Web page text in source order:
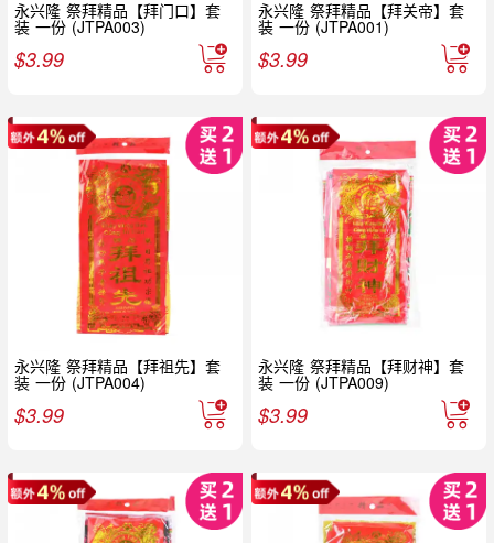
永兴隆 祭拜精品【拜门口】套
装 一份 (JTPA003)
$3.99
永兴隆 祭拜精品【拜关帝】套
装 一份 (JTPA001)
$3.99
永兴隆 祭拜精品【拜祖先】套
装 一份 (JTPA004)
$3.99
永兴隆 祭拜精品【拜财神】套
装 一份 (JTPA009)
$3.99